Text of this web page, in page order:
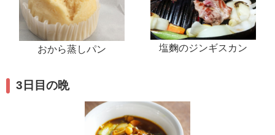
おから蒸しパン 塩麴のジンギスカン
3日目の晩